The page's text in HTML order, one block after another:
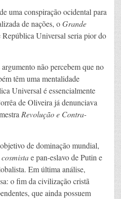
uma conspiração ocidental para
de nações, oGrande
República Universal seria pior do
não percebem que no
têm uma mentalidade
Universal é essencialmente
de Oliveira já denunciava
Revolução e Contra-
de dominação mundial,
cosmistae pan-eslavo de Putin e
Em última análise,
o fim da civilização cristã
que ainda possuem